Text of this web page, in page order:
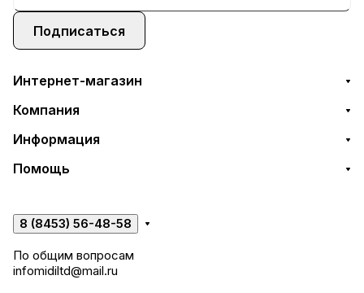
Подписаться
Интернет-магазин
Компания
Информация
Помощь
8 (8453) 56-48-58
По общим вопросам
infomidiltd@mail.ru